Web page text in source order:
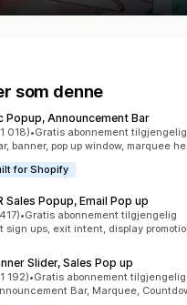
som denne
Popup, Announcement Bar
stjerner
018)omtaler
•Gratis abonnement tilgjengelig
banner, pop up window, marquee
for Shopify
Sales Popup, Email Pop up
stjerner
omtaler
•Gratis abonnement tilgjengelig
sign ups, exit intent, display
Slider, Sales Pop up
stjerner
192)omtaler
•Gratis abonnement tilgjengelig
Bar, Marquee,